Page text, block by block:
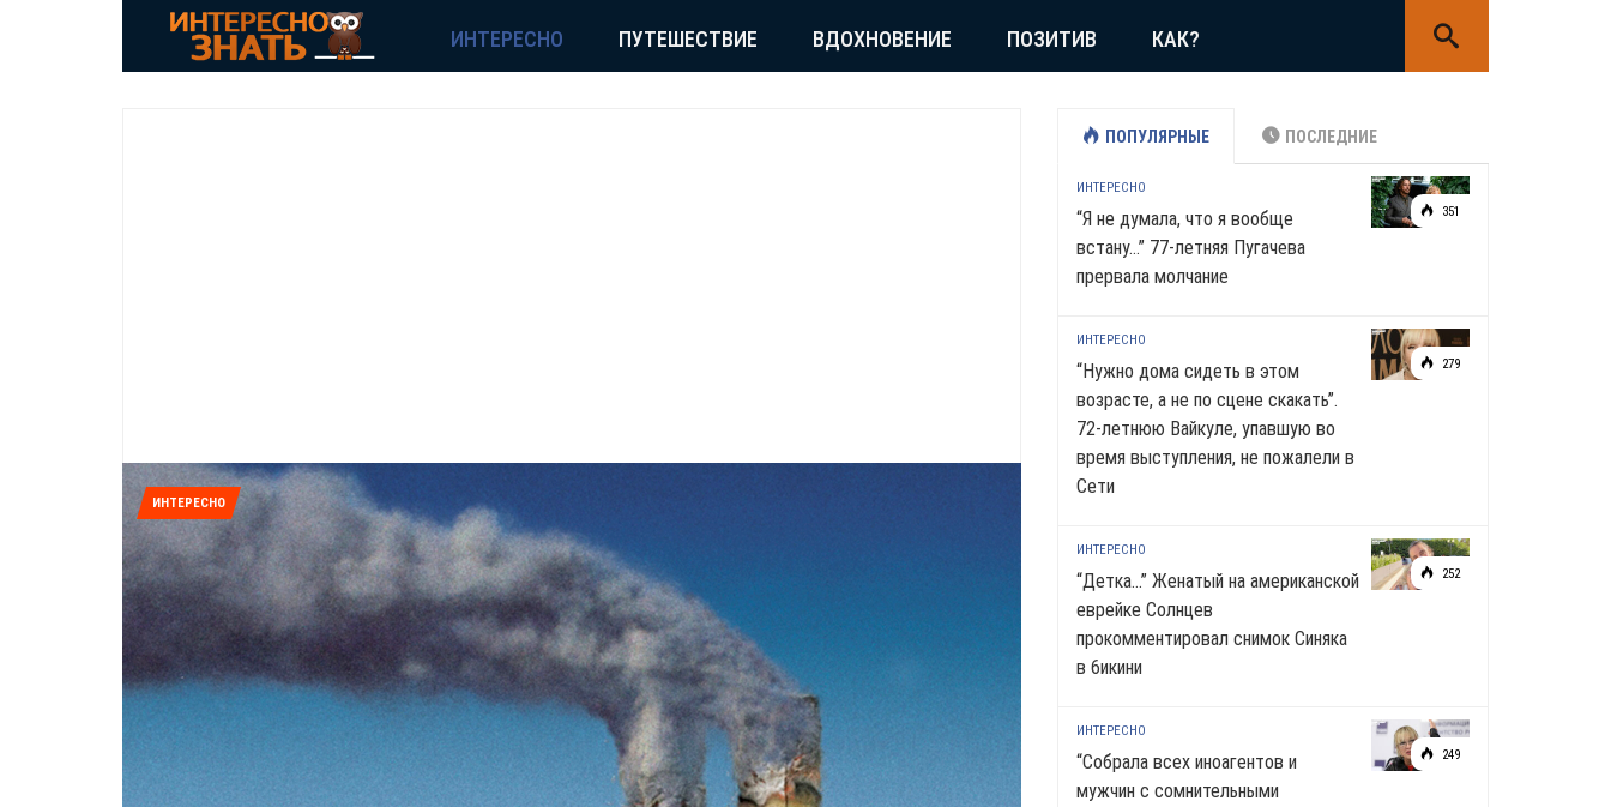
ИНТЕРЕСНО ПУТЕШЕСТВИЕ ВДОХНОВЕНИЕ ПОЗИТИВ КАК?
ИНТЕРЕСНО
ПОПУЛЯРНЫЕ ПОСЛЕДНИЕ
351
ИНТЕРЕСНО
“Я не думала, что я вообще
встану…” 77-летняя Пугачева
прервала молчание
279
ИНТЕРЕСНО
“Нужно дома сидеть в этом
возрасте, а не по сцене скакать”.
72-летнюю Вайкуле, упавшую во
время выступления, не пожалели в
Сети
252
ИНТЕРЕСНО
“Детка…” Женатый на американской
еврейке Солнцев
прокомментировал снимок Синяка
в 6икини
249
ИНТЕРЕСНО
“Собрала всех иноагентов и
мужчин с сомнительными